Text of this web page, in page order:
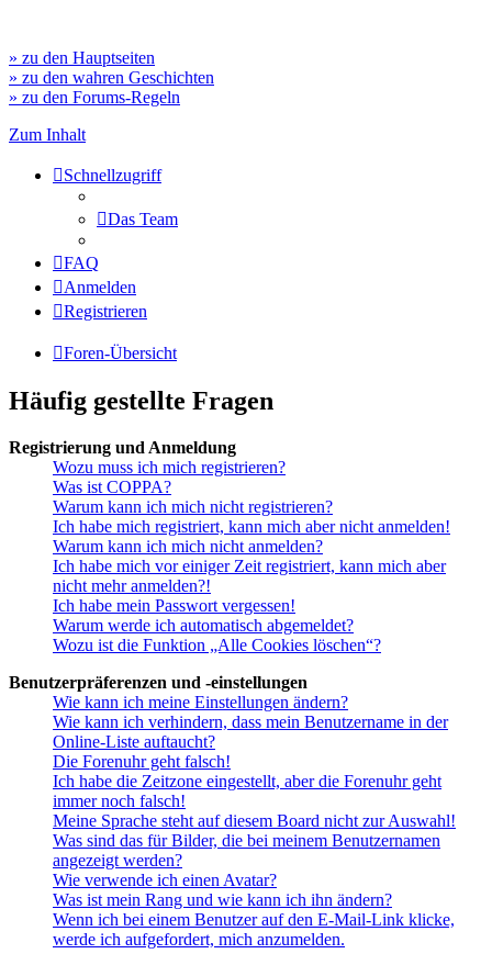
» zu den Hauptseiten
» zu den wahren Geschichten
» zu den Forums-Regeln
Zum Inhalt
Schnellzugriff
Das Team
FAQ
Anmelden
Registrieren
Foren-Übersicht
Häufig gestellte Fragen
Registrierung und Anmeldung
Wozu muss ich mich registrieren?
Was ist COPPA?
Warum kann ich mich nicht registrieren?
Ich habe mich registriert, kann mich aber nicht anmelden!
Warum kann ich mich nicht anmelden?
Ich habe mich vor einiger Zeit registriert, kann mich aber
nicht mehr anmelden?!
Ich habe mein Passwort vergessen!
Warum werde ich automatisch abgemeldet?
Wozu ist die Funktion „Alle Cookies löschen“?
Benutzerpräferenzen und -einstellungen
Wie kann ich meine Einstellungen ändern?
Wie kann ich verhindern, dass mein Benutzername in der
Online-Liste auftaucht?
Die Forenuhr geht falsch!
Ich habe die Zeitzone eingestellt, aber die Forenuhr geht
immer noch falsch!
Meine Sprache steht auf diesem Board nicht zur Auswahl!
Was sind das für Bilder, die bei meinem Benutzernamen
angezeigt werden?
Wie verwende ich einen Avatar?
Was ist mein Rang und wie kann ich ihn ändern?
Wenn ich bei einem Benutzer auf den E-Mail-Link klicke,
werde ich aufgefordert, mich anzumelden.